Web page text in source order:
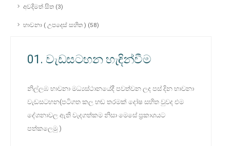
අවදිමත් සිත (3)
භාවනා ( උපදෙස් සහිත ) (58)
01. වැඩසටහන හැඳින්වීම
නිල්ලඹ භාවනා මධ්‍යස්ථානයේදී පවත්වන ලද පස් දින භාවනා
වැඩසටහන(පටිගත කල හඬ තරමක් දෝෂ සහිත වුවද එම
දේශනාවල ඇති වැදගත්කම නිසා මෙසේ ප්‍රකාශයට
පත්කලෙමු )